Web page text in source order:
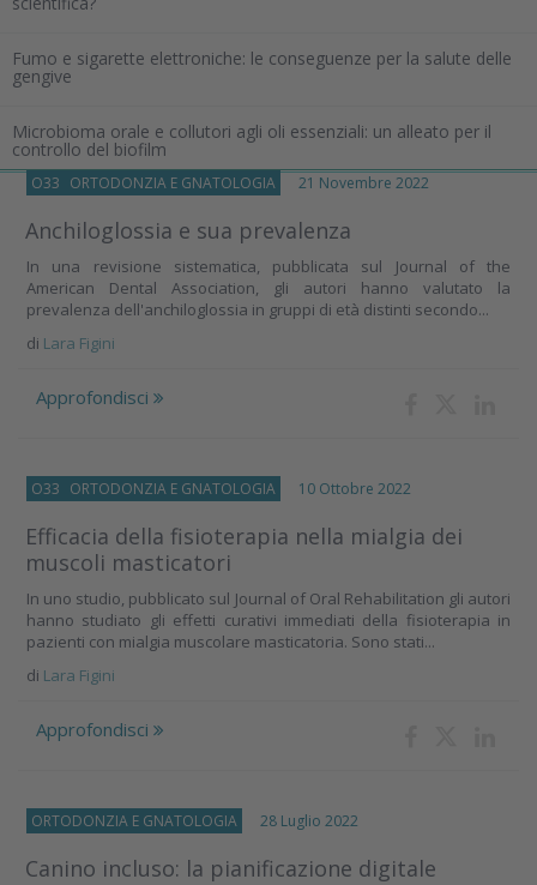
Fumo e sigarette elettroniche: le conseguenze per la salute delle
gengive
Microbioma orale e collutori agli oli essenziali: un alleato per il
controllo del biofilm
O33 ORTODONZIA E GNATOLOGIA 21 Novembre 2022
Anchiloglossia e sua prevalenza
In una revisione sistematica, pubblicata sul Journal of the
American Dental Association, gli autori hanno valutato la
prevalenza dell'anchiloglossia in gruppi di età distinti secondo...
di Lara Figini
Approfondisci
O33 ORTODONZIA E GNATOLOGIA 10 Ottobre 2022
Efficacia della fisioterapia nella mialgia dei
muscoli masticatori
In uno studio, pubblicato sul Journal of Oral Rehabilitation gli autori
hanno studiato gli effetti curativi immediati della fisioterapia in
pazienti con mialgia muscolare masticatoria. Sono stati...
di Lara Figini
Approfondisci
ORTODONZIA E GNATOLOGIA 28 Luglio 2022
Canino incluso: la pianificazione digitale